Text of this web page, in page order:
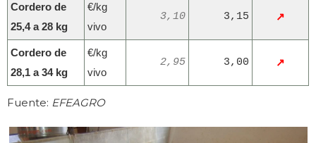
Cordero de
25,4 a 28 kg
€/kg
vivo
3,10 3,15 ↗
Cordero de
28,1 a 34 kg
€/kg
vivo
2,95 3,00 ↗
Fuente: EFEAGRO